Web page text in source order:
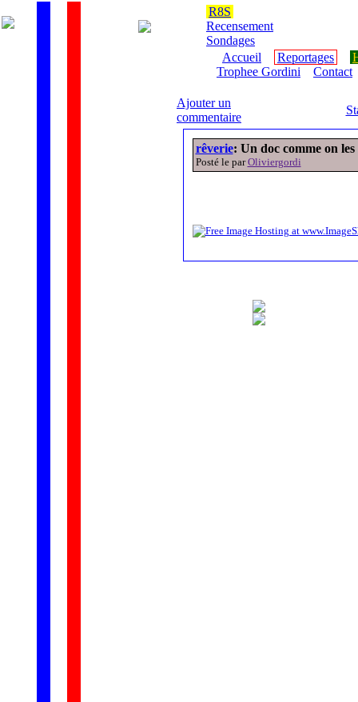
R8S
Recensement
Sondages
Accueil
Reportages
Trophee Gordini
Contact
Ajouter un
commentaire
rêverie: Un doc comme on les
Posté le parOliviergordi